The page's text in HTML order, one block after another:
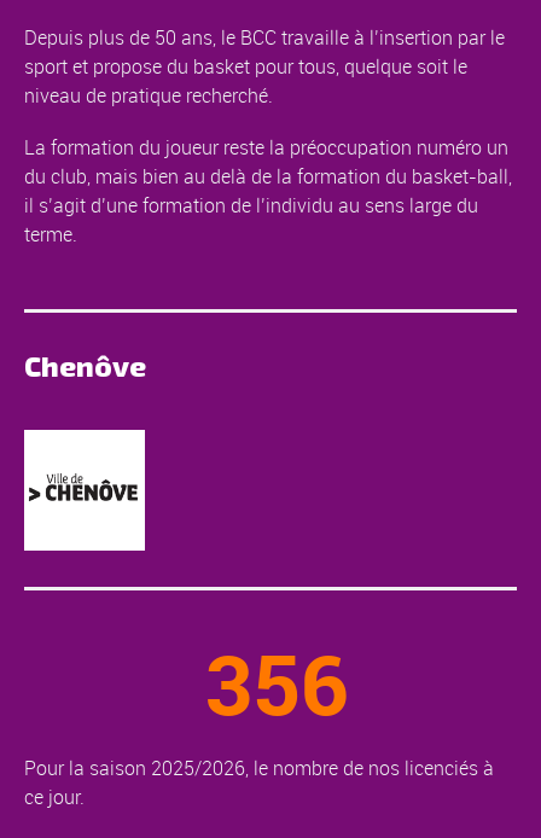
Depuis plus de 50 ans, le BCC travaille à l’insertion par le
sport et propose du basket pour tous, quelque soit le
niveau de pratique recherché.
La formation du joueur reste la préoccupation numéro un
du club, mais bien au delà de la formation du basket-ball,
il s’agit d’une formation de l’individu au sens large du
terme.
Chenôve
356
Pour la saison 2025/2026, le nombre de nos licenciés à
ce jour.